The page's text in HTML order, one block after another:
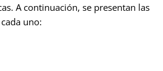
A continuación, se presentan las
uno: